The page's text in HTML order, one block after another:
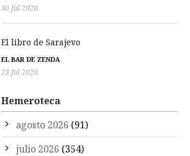
30 Jul 2026
El libro de Sarajevo
EL BAR DE ZENDA
23 Jul 2026
Hemeroteca
agosto 2026 (91)
julio 2026 (354)